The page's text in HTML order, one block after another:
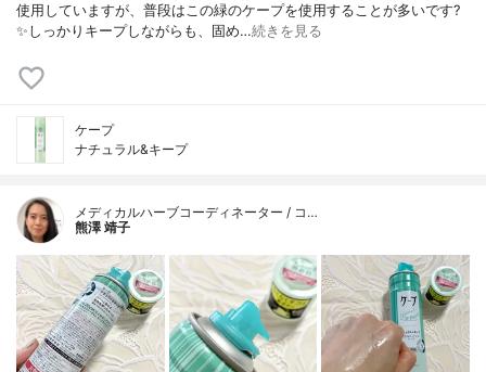
使用していますが、普段はこの緑のケープを使用することが多いです?
✨しっかりキープしながらも、固め…続きを見る
ケープ
ナチュラル&キープ
メディカルハーブコーディネーター / コ…
熊澤 靖子